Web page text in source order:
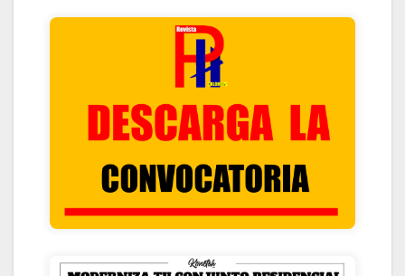
HACIENDO CLIK ACA